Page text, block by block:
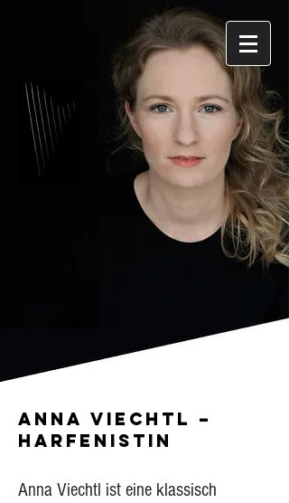
ANNA viechtl –
harfenistin
Anna Viechtl ist eine klassisch